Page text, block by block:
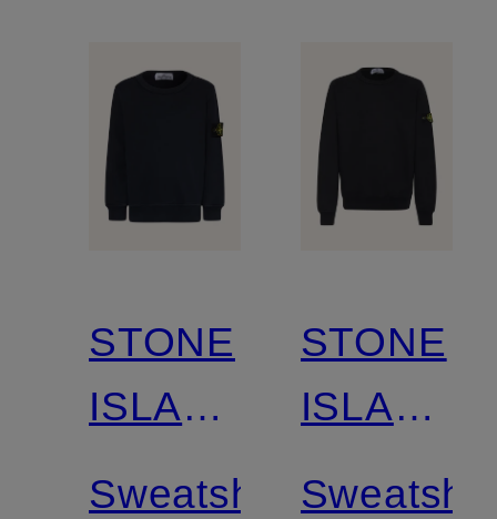
STONE
ISLAND
JUNIOR
Sweatshirt
STONE
ISLAND
JUNIOR